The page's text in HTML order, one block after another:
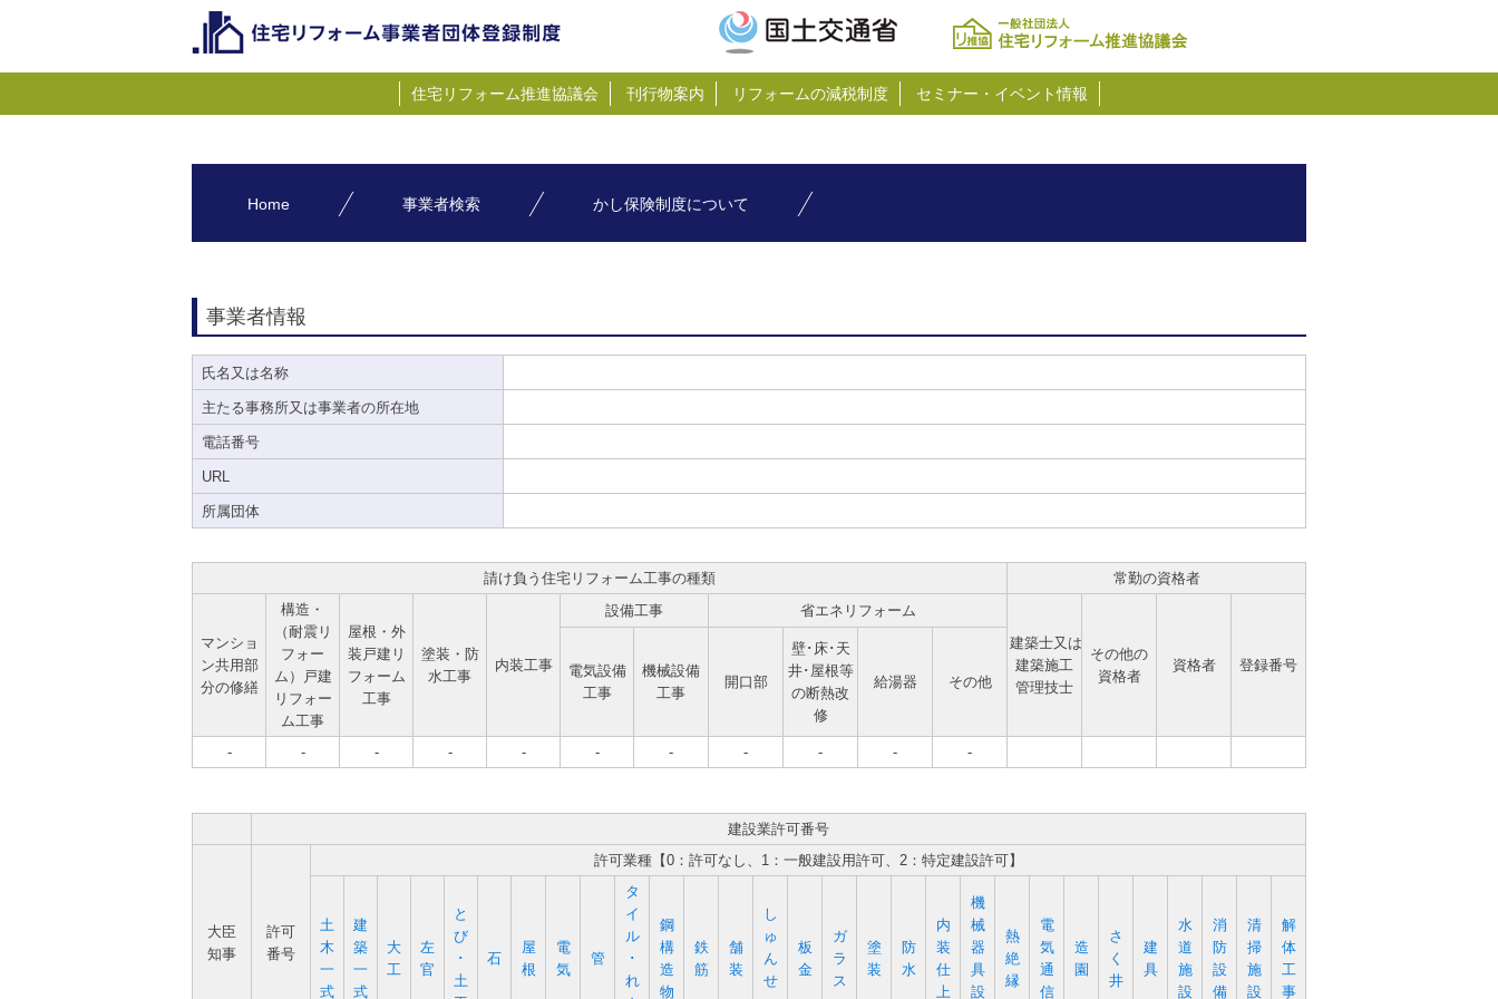
住宅リフォーム推進協議会 刊行物案内 リフォームの減税制度 セミナー・イベント情報
Home 事業者検索 かし保険制度について
事業者情報
氏名又は名称
主たる事務所又は事業者の所在地
電話番号
URL
所属団体
請け負う住宅リフォーム工事の種類 常勤の資格者
マンショ
ン共用部
分の修繕
構造・
（耐震リ
フォー
ム）戸建
リフォー
ム工事
屋根・外
装戸建リ
フォーム
工事
塗装・防
水工事
内装工事
設備工事
省エネリフォーム
建築士又は
建築施工
管理技士
その他の
資格者
資格者 登録番号
電気設備
工事
機械設備
工事
開口部
壁･床･天
井･屋根等
の断熱改
修
給湯器 その他
- - - - - - - - - - -
建設業許可番号
大臣
知事
許可
番号
許可業種【0：許可なし、1：一般建設用許可、2：特定建設許可】
土
木
一
式
建
築
一
式
大
工
左
官
と
び
･
土
石
屋
根
電
気
管
タ
イ
ル
･
れ
鋼
構
造
物
鉄
筋
舗
装
し
ゅ
ん
せ
板
金
ガ
ラ
ス
塗
装
防
水
内
装
仕
上
機
械
器
具
設
熱
絶
縁
電
気
通
信
造
園
さ
く
井
建
具
水
道
施
設
消
防
設
備
清
掃
施
設
解
体
工
事